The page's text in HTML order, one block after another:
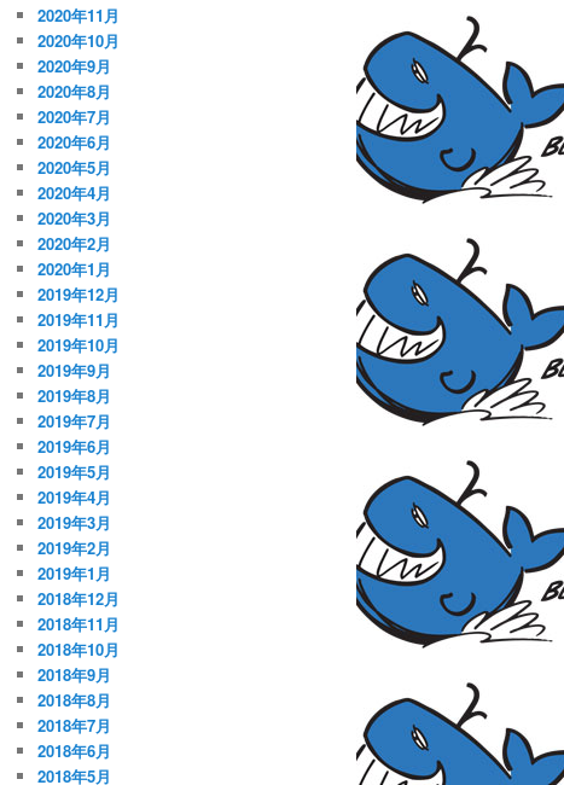
2020年11月
2020年10月
2020年9月
2020年8月
2020年7月
2020年6月
2020年5月
2020年4月
2020年3月
2020年2月
2020年1月
2019年12月
2019年11月
2019年10月
2019年9月
2019年8月
2019年7月
2019年6月
2019年5月
2019年4月
2019年3月
2019年2月
2019年1月
2018年12月
2018年11月
2018年10月
2018年9月
2018年8月
2018年7月
2018年6月
2018年5月